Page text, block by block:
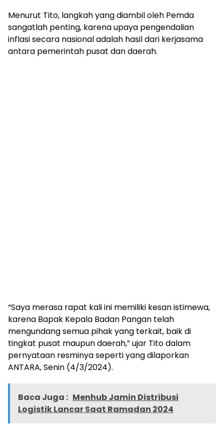
Menurut Tito, langkah yang diambil oleh Pemda
sangatlah penting, karena upaya pengendalian
inflasi secara nasional adalah hasil dari kerjasama
antara pemerintah pusat dan daerah.
“Saya merasa rapat kali ini memiliki kesan istimewa,
karena Bapak Kepala Badan Pangan telah
mengundang semua pihak yang terkait, baik di
tingkat pusat maupun daerah,” ujar Tito dalam
pernyataan resminya seperti yang dilaporkan
ANTARA, Senin (4/3/2024).
Baca Juga : Menhub Jamin Distribusi
Logistik Lancar Saat Ramadan 2024